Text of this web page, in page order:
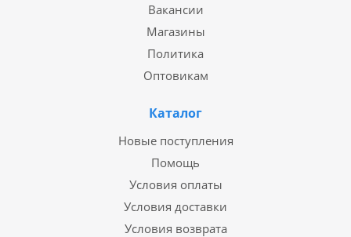
Вакансии
Магазины
Политика
Оптовикам
Каталог
Новые поступления
Помощь
Условия оплаты
Условия доставки
Условия возврата